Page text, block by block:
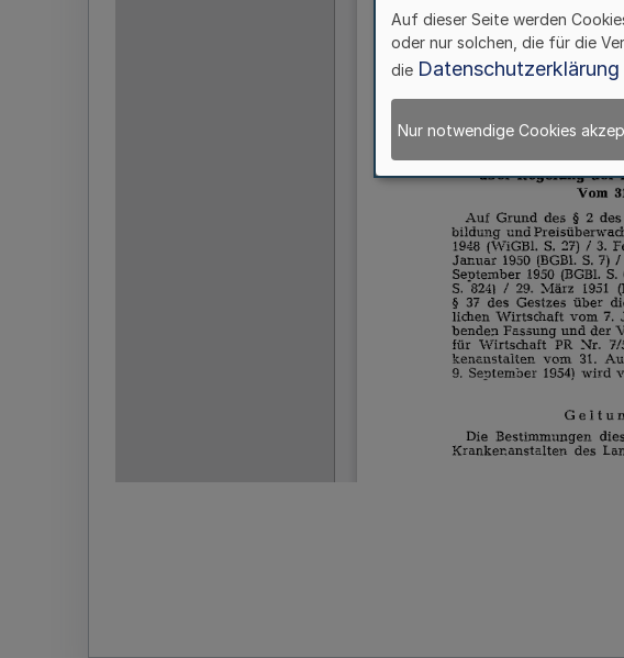
Auf dieser Seite werden
oder nur solchen, die für die
die Datenschutzerklärung
Nur notwendige Cookies